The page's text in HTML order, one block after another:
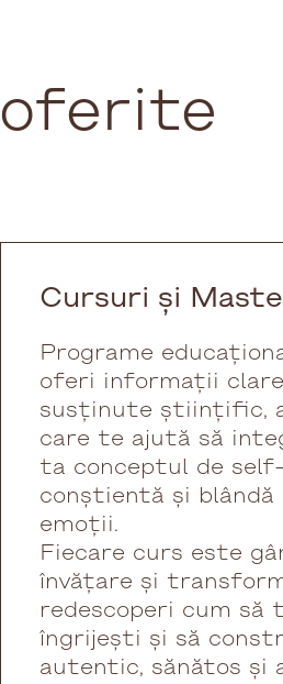
oferite
Cursuri și
Programe
oferi informații
susținute științific,
care te ajută să
ta conceptul de
conștientă și
emoții.
Fiecare curs este
învățare și
redescoperi cum să
îngrijești și să
autentic, sănătos